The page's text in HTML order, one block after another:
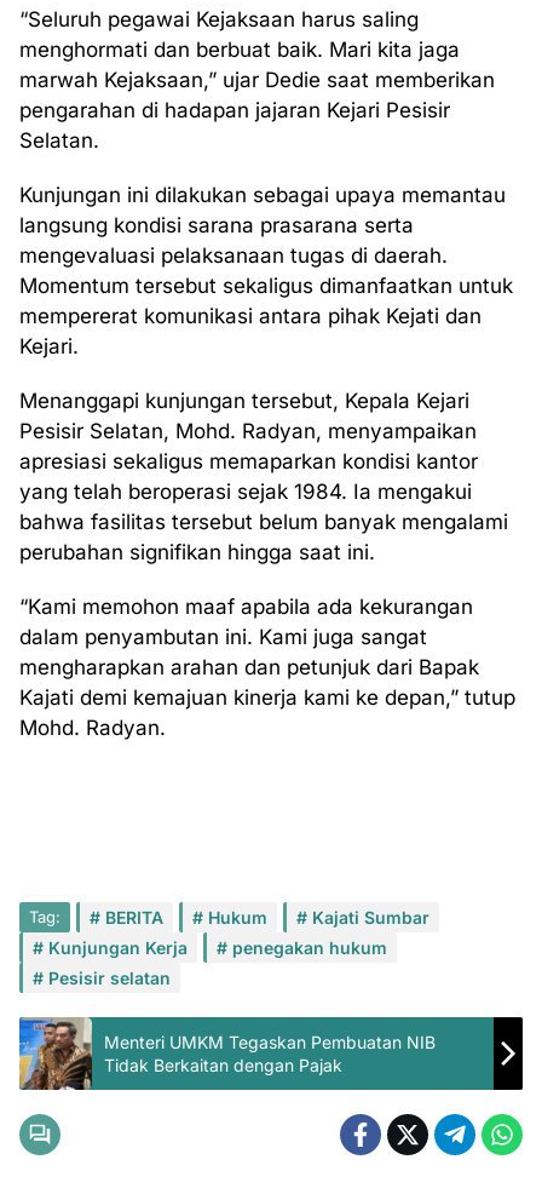
“Seluruh pegawai Kejaksaan harus saling
menghormati dan berbuat baik. Mari kita jaga
marwah Kejaksaan,” ujar Dedie saat memberikan
pengarahan di hadapan jajaran Kejari Pesisir
Selatan.
Kunjungan ini dilakukan sebagai upaya memantau
langsung kondisi sarana prasarana serta
mengevaluasi pelaksanaan tugas di daerah.
Momentum tersebut sekaligus dimanfaatkan untuk
mempererat komunikasi antara pihak Kejati dan
Kejari.
Menanggapi kunjungan tersebut, Kepala Kejari
Pesisir Selatan, Mohd. Radyan, menyampaikan
apresiasi sekaligus memaparkan kondisi kantor
yang telah beroperasi sejak 1984. Ia mengakui
bahwa fasilitas tersebut belum banyak mengalami
perubahan signifikan hingga saat ini.
“Kami memohon maaf apabila ada kekurangan
dalam penyambutan ini. Kami juga sangat
mengharapkan arahan dan petunjuk dari Bapak
Kajati demi kemajuan kinerja kami ke depan,” tutup
Mohd. Radyan.
Tag: BERITA Hukum
Kajati Sumbar
Kunjungan Kerja
penegakan hukum
Pesisir selatan
Menteri UMKM Tegaskan Pembuatan NIB
Tidak Berkaitan dengan Pajak